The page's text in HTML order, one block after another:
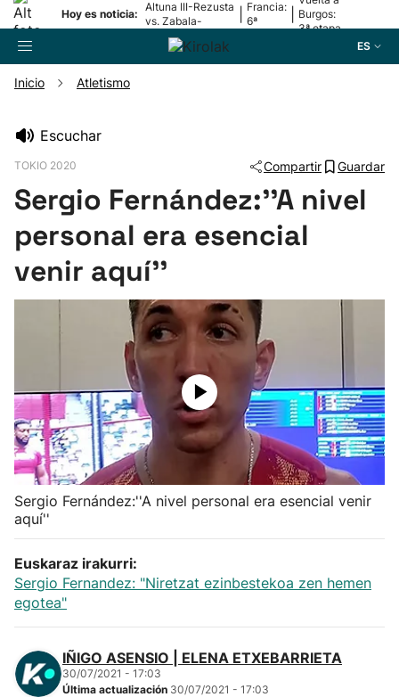
Hoy es noticia:
Altuna III-Rezusta
vs. Zabala-
Zabaleta
Francia:
6ª
Burgos:
3ª etapa
ES
Pelota
Remo
Herri-kirolak
Balonmano
Kirolak 360
Atletismo
Carreras de montaña
Más deportes
Inicio Atletismo
Escuchar
TOKIO 2020 Compartir Guardar
Sergio Fernández:''A nivel
personal era esencial
venir aquí''
Sergio Fernández:''A nivel personal era esencial venir
aquí''
Euskaraz irakurri:
Sergio Fernandez: "Niretzat ezinbestekoa zen hemen
egotea"
IÑIGO ASENSIO | ELENA ETXEBARRIETA
30/07/2021 - 17:03
Última actualización 30/07/2021 - 17:03